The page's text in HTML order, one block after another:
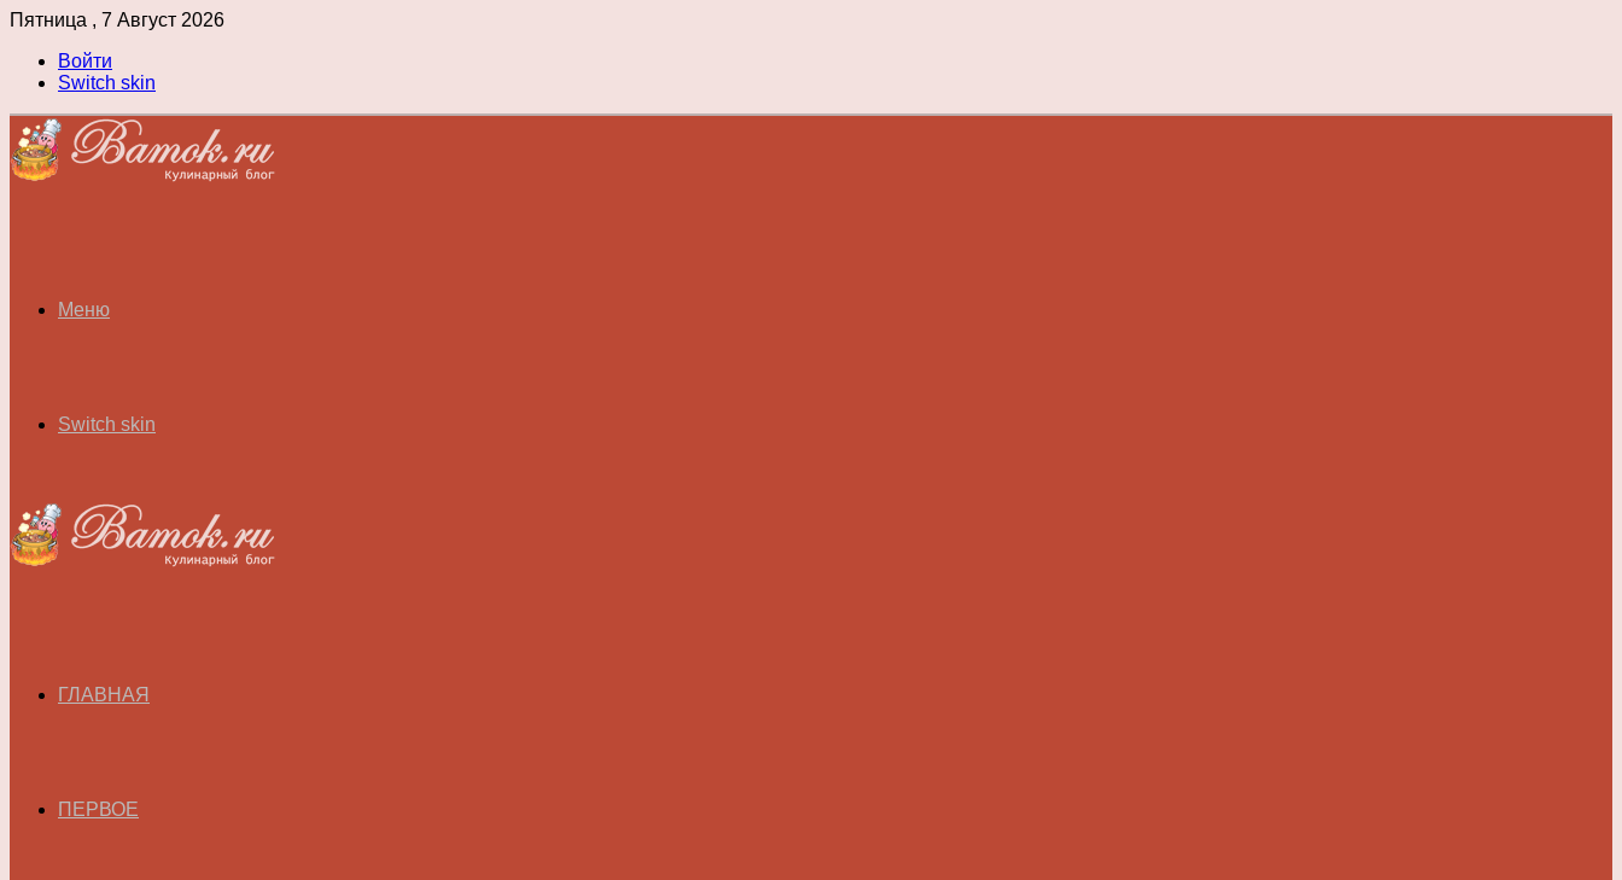
Пятница , 7 Август 2026
Войти
Switch skin
Меню
Switch skin
ГЛАВНАЯ
ПЕРВОЕ